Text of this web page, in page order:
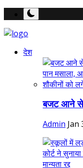
देश
बजट आने से
Admin Jan